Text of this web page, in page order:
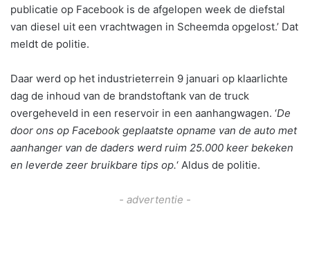
publicatie op Facebook is de afgelopen week de diefstal
van diesel uit een vrachtwagen in Scheemda opgelost.’ Dat
meldt de politie.
Daar werd op het industrieterrein 9 januari op klaarlichte
dag de inhoud van de brandstoftank van de truck
overgeheveld in een reservoir in een aanhangwagen. ‘De
door ons op Facebook geplaatste opname van de auto met
aanhanger van de daders werd ruim 25.000 keer bekeken
en leverde zeer bruikbare tips op.‘ Aldus de politie.
- advertentie -